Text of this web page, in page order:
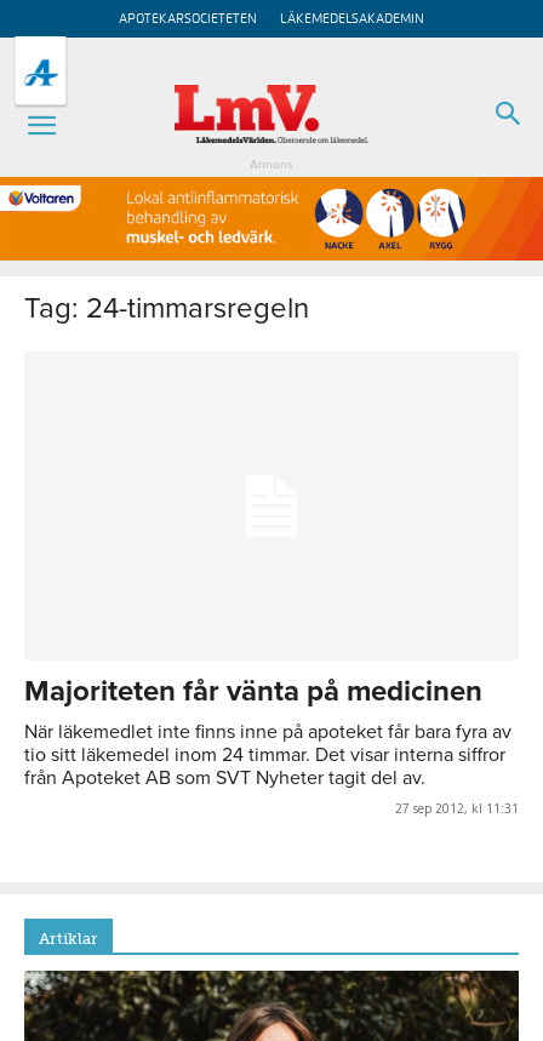
APOTEKARSOCIETETEN LÄKEMEDELSAKADEMIN
Annons
Tag: 24-timmarsregeln
Majoriteten får vänta på medicinen
När läkemedlet inte finns inne på apoteket får bara fyra av
tio sitt läkemedel inom 24 timmar. Det visar interna siffror
från Apoteket AB som SVT Nyheter tagit del av.
27 sep 2012, kl 11:31
Artiklar